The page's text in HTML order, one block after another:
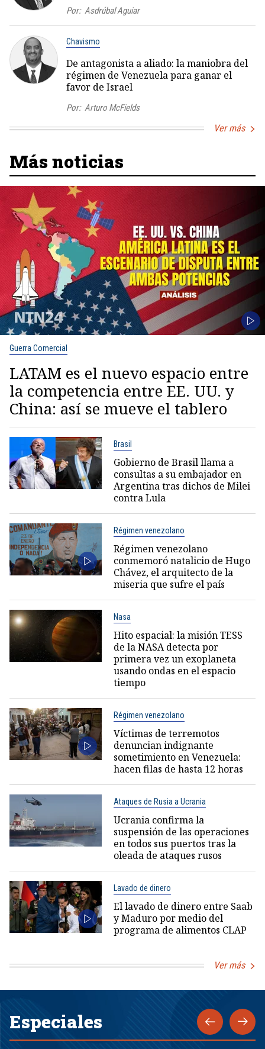
Por: Asdrúbal Aguiar
Chavismo
De antagonista a aliado: la maniobra del
régimen de Venezuela para ganar el
favor de Israel
Por: Arturo McFields
Ver más
Más noticias
Guerra Comercial
LATAM es el nuevo espacio entre
la competencia entre EE. UU. y
China: así se mueve el tablero
Brasil
Gobierno de Brasil llama a
consultas a su embajador en
Argentina tras dichos de Milei
contra Lula
Régimen venezolano
Régimen venezolano
conmemoró natalicio de Hugo
Chávez, el arquitecto de la
miseria que sufre el país
Nasa
Hito espacial: la misión TESS
de la NASA detecta por
primera vez un exoplaneta
usando ondas en el espacio
tiempo
Régimen venezolano
Víctimas de terremotos
denuncian indignante
sometimiento en Venezuela:
hacen filas de hasta 12 horas
Ataques de Rusia a Ucrania
Ucrania confirma la
suspensión de las operaciones
en todos sus puertos tras la
oleada de ataques rusos
Lavado de dinero
El lavado de dinero entre Saab
y Maduro por medio del
programa de alimentos CLAP
Ver más
Especiales